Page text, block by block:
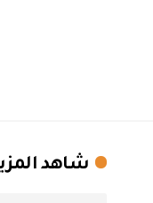
شاهد